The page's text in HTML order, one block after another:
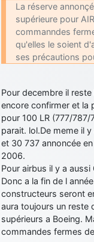
d9pouces: cette fois,
par terre
jericho: Ah ben je
tout voir
La réserve
supérieure pour
commanndes
qu'elles le soient
ses précautions
Pour decembre il
encore confirmer et la
pour 100 LR (777/
parait. lol.De meme il
et 30 737 annoncée
2006.
Pour airbus il y a
Donc a la fin de l
constructeurs seront
aura toujours un reste
supérieurs a Boeing.
commandes fermes